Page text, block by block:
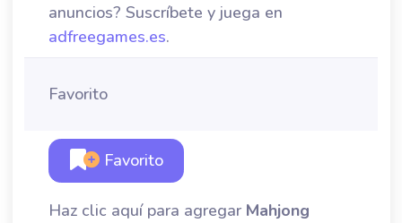
anuncios? Suscríbete y juega en
adfreegames.es.
Favorito
Favorito
Haz clic aquí para agregar Mahjong